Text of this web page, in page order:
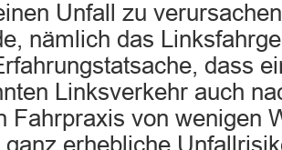
Unfall zu
nämlich das
dass
Linksverkehr auch
Fahrpraxis von wenigen
ganz erhebliche